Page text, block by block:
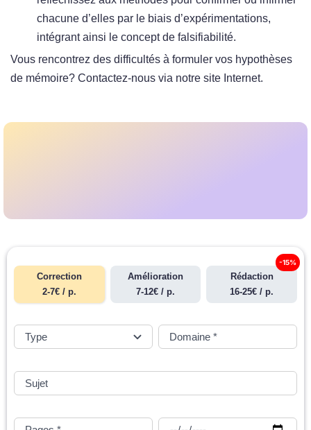
chacune d’elles par le biais d’expérimentations,
intégrant ainsi le concept de falsifiabilité.
Vous rencontrez des difficultés à formuler vos hypothèses
de mémoire? Contactez-nous via notre site Internet.
Correction
2-7€ / p.
Amélioration
7-12€ / p.
Rédaction
16-25€ / p.
-15%